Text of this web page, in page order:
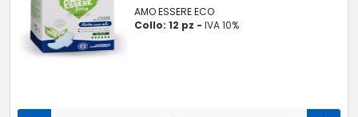
AMO ESSERE ECO
Collo: 12 pz -IVA 10%